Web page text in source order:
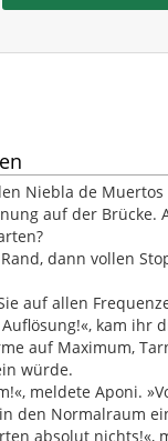
Niebla de
auf der
dann vollen
auf allen
kam ihr
auf Maximum,
würde.
meldete Aponi.
in den Normalraum
absolut nichts!«,